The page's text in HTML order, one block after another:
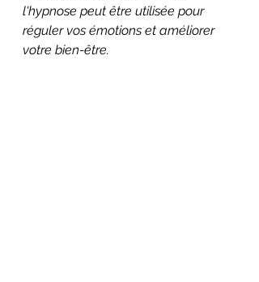
l'hypnose peut être utilisée pour
réguler vos émotions et améliorer
votre bien-être.